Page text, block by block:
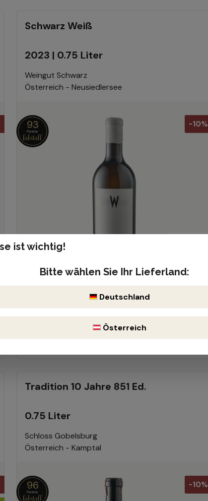
Schwarz Weiß
2023 | 0.75 Liter
Weingut Schwarz
Österreich - Neusiedlersee
-10%
93
fassausgebaut
31,50 € 35,00 €
Tradition 10 Jahre 851 Ed.
0.75 Liter
Schloss Gobelsburg
Österreich - Kamptal
-10%
96
ist wichtig!
Bitte wählen Sie Ihr Lieferland:
Deutschland
Österreich